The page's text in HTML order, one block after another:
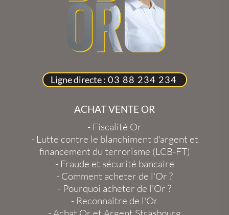
Ligne directe : 03 88 234 234
ACHAT VENTE OR
- Fiscalité Or
- Lutte contre le blanchiment d'argent et
financement du terrorisme (LCB-FT)
- Fraude et sécurité bancaire
- Comment acheter de l'Or ?
- Pourquoi acheter de l'Or ?
- Reconnaître de l'Or